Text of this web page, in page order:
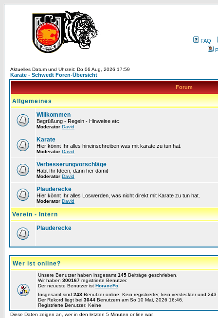
FAQ
Aktuelles Datum und Uhrzeit: Do 06 Aug, 2026 17:59
Karate - Schwedt Foren-Übersicht
Forum
Allgemeines
Willkommen
Begrüßung - Regeln - Hinweise etc.
Moderator David
Karate
Hier könnt Ihr alles hineinschreiben was mit karate zu tun hat.
Moderator David
Verbesserungvorschläge
Habt Ihr Ideen, dann her damit
Moderator David
Plauderecke
Hier könnt Ihr alles Loswerden, was nicht direkt mit Karate zu tun hat.
Moderator David
Verein - Intern
Plauderecke
Wer ist online?
Unsere Benutzer haben insgesamt 145 Beiträge geschrieben.
Wir haben 300167 registrierte Benutzer.
Der neueste Benutzer ist HoraceFo
Insgesamt sind 243 Benutzer online: Kein registrierter, kein versteckter und
Der Rekord liegt bei 3044 Benutzern am So 10 Mai, 2026 16:46.
Registrierte Benutzer: Keine
Diese Daten zeigen an, wer in den letzten 5 Minuten online war.